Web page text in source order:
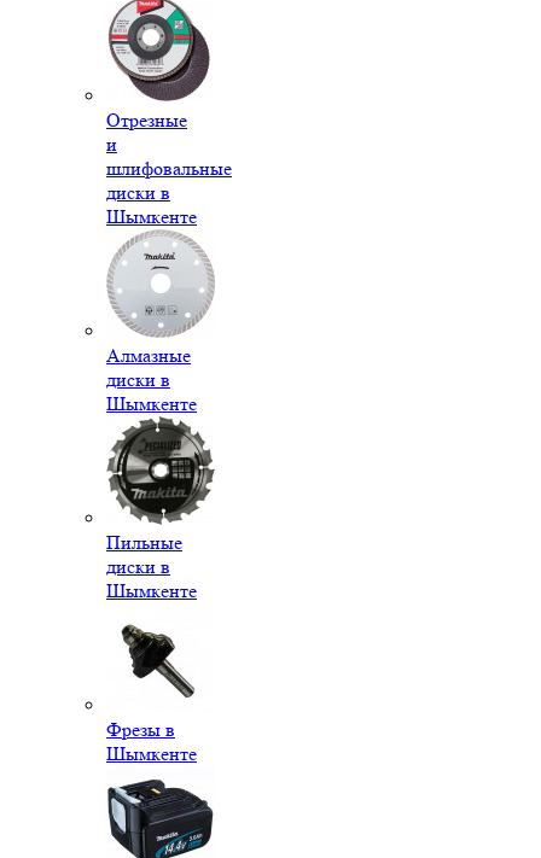
Отрезные
и
шлифовальные
диски в
Шымкенте
Алмазные
диски в
Шымкенте
Пильные
диски в
Шымкенте
Фрезы в
Шымкенте